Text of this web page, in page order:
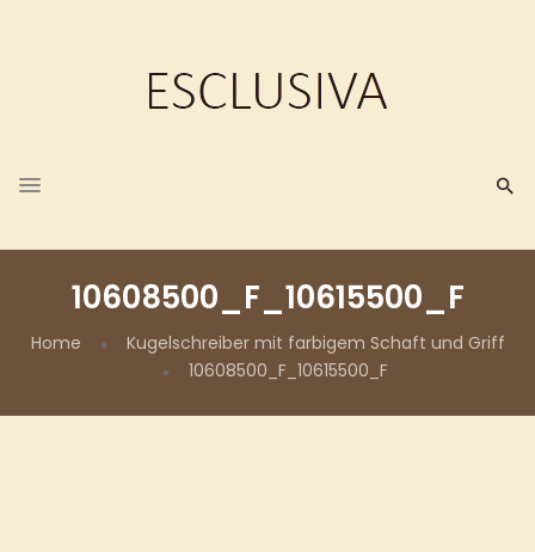
10608500_F_10615500_F
Home
Kugelschreiber mit farbigem Schaft und Griff
10608500_F_10615500_F